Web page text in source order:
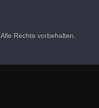
. Alle Rechte vorbehalten.